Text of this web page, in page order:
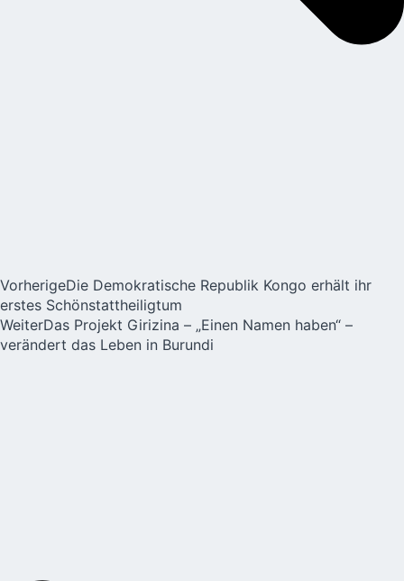
VorherigeDie Demokratische Republik Kongo erhält ihr
erstes Schönstattheiligtum
WeiterDas Projekt Girizina – „Einen Namen haben“ –
verändert das Leben in Burundi